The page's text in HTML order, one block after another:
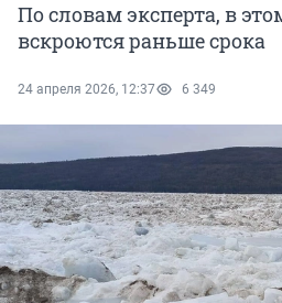
По словам эксперта, в
вскроются раньше срока
24 апреля 2026, 12:37 6 349